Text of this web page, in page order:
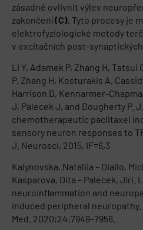
zásadně ovlivnit výlev
zakončení(C). Tyto procesy je
elektrofyziologické metody
v excitačních post-
Li Y, Adamek P, Zhang H, Tatsui
P, Zhang H, Kosturakis A,
Harrison D, Kennarmer-
J, Palecek J, and Dougherty P.
chemotherapeutic paclitaxel
sensory neuron responses to
J. Neurosci, 2015, IF=6,3
Kalynovska, Nataliia – Diallo,
Kasparova, Dita – Palecek, Jiri.
neuroinflammation and
induced peripheral neuropathy.
Med. 2020;24:7949–7958.